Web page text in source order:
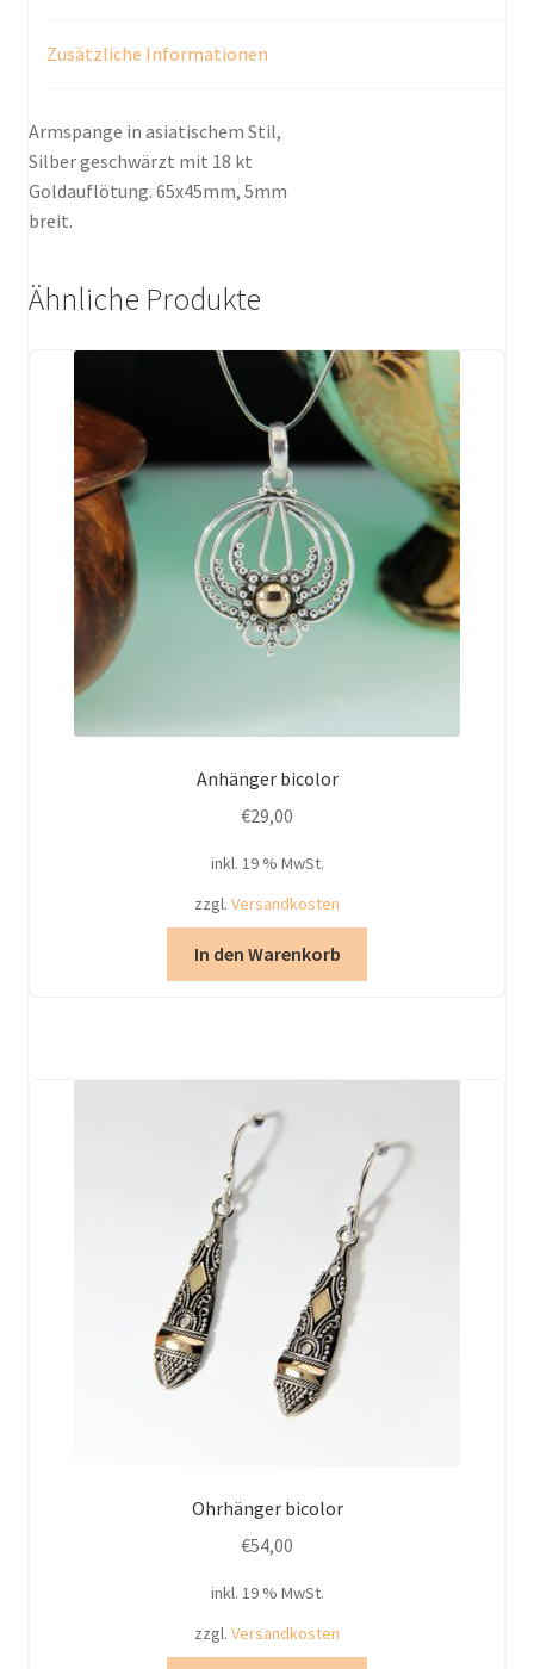
Zusätzliche Informationen
Armspange in asiatischem Stil,
Silber geschwärzt mit 18 kt
Goldauflötung. 65x45mm, 5mm
breit.
Ähnliche Produkte
Anhänger bicolor
€29,00
inkl. 19 % MwSt.
zzgl. Versandkosten
In den Warenkorb
Ohrhänger bicolor
€54,00
inkl. 19 % MwSt.
zzgl. Versandkosten